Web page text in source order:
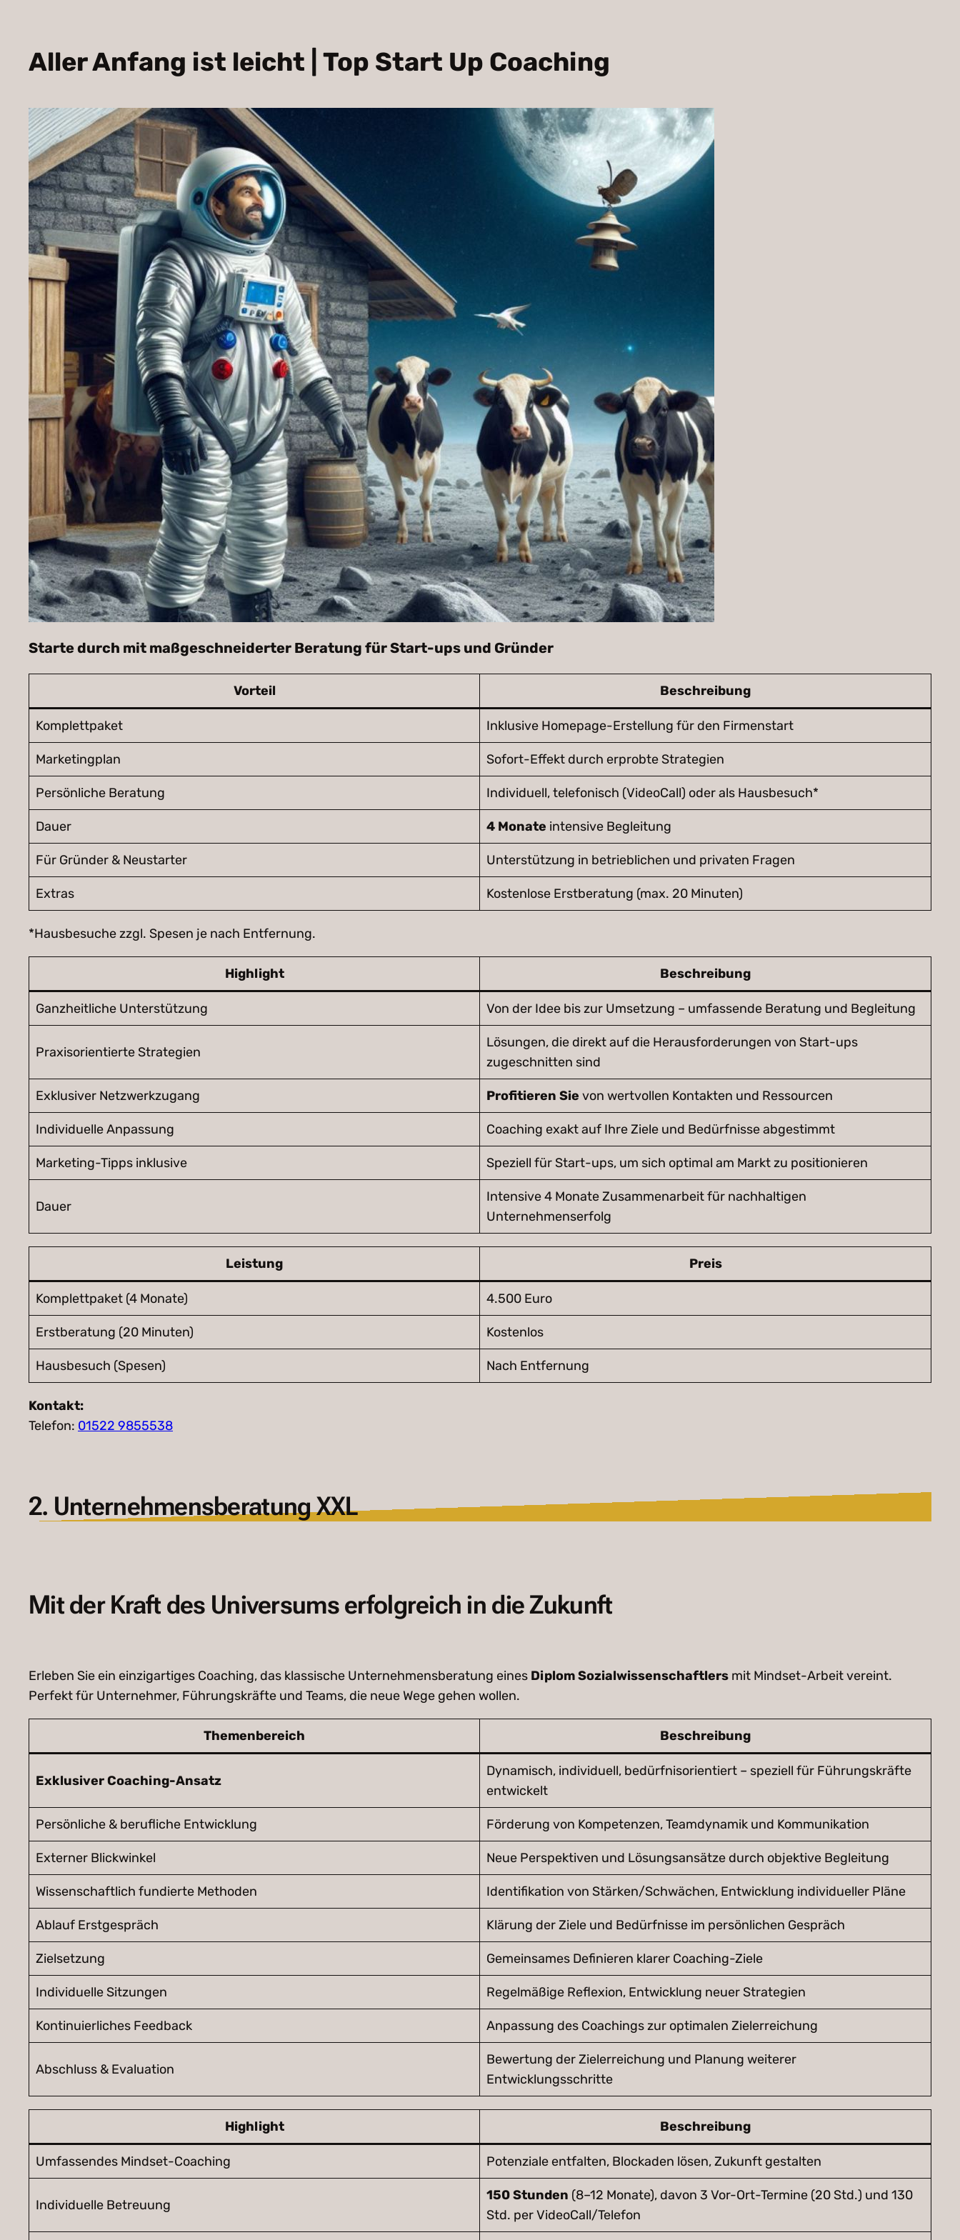
Aller Anfang ist leicht | Top Start Up Coaching
Starte durch mit maßgeschneiderter Beratung für Start-ups und Gründer
Vorteil Beschreibung
Komplettpaket Inklusive Homepage-Erstellung für den Firmenstart
Marketingplan Sofort-Effekt durch erprobte Strategien
Persönliche Beratung Individuell, telefonisch (VideoCall) oder als Hausbesuch*
Dauer 4 Monate intensive Begleitung
Für Gründer & Neustarter Unterstützung in betrieblichen und privaten Fragen
Extras Kostenlose Erstberatung (max. 20 Minuten)
*Hausbesuche zzgl. Spesen je nach Entfernung.
Highlight Beschreibung
Ganzheitliche Unterstützung Von der Idee bis zur Umsetzung – umfassende Beratung und Begleitung
Praxisorientierte Strategien
Lösungen, die direkt auf die Herausforderungen von Start-ups
zugeschnitten sind
Exklusiver Netzwerkzugang Profitieren Sie von wertvollen Kontakten und Ressourcen
Individuelle Anpassung Coaching exakt auf Ihre Ziele und Bedürfnisse abgestimmt
Marketing-Tipps inklusive Speziell für Start-ups, um sich optimal am Markt zu positionieren
Dauer
Intensive 4 Monate Zusammenarbeit für nachhaltigen
Unternehmenserfolg
Leistung Preis
Komplettpaket (4 Monate) 4.500 Euro
Erstberatung (20 Minuten) Kostenlos
Hausbesuch (Spesen) Nach Entfernung
Kontakt:
Telefon: 01522 9855538
2. Unternehmensberatung XXL
Mit der Kraft des Universums erfolgreich in die Zukunft
Erleben Sie ein einzigartiges Coaching, das klassische Unternehmensberatung eines Diplom Sozialwissenschaftlers mit Mindset-Arbeit vereint.
Perfekt für Unternehmer, Führungskräfte und Teams, die neue Wege gehen wollen.
Themenbereich Beschreibung
Exklusiver Coaching-Ansatz
Dynamisch, individuell, bedürfnisorientiert – speziell für Führungskräfte
entwickelt
Persönliche & berufliche Entwicklung Förderung von Kompetenzen, Teamdynamik und Kommunikation
Externer Blickwinkel Neue Perspektiven und Lösungsansätze durch objektive Begleitung
Wissenschaftlich fundierte Methoden Identifikation von Stärken/Schwächen, Entwicklung individueller Pläne
Ablauf Erstgespräch Klärung der Ziele und Bedürfnisse im persönlichen Gespräch
Zielsetzung Gemeinsames Definieren klarer Coaching-Ziele
Individuelle Sitzungen Regelmäßige Reflexion, Entwicklung neuer Strategien
Kontinuierliches Feedback Anpassung des Coachings zur optimalen Zielerreichung
Abschluss & Evaluation
Bewertung der Zielerreichung und Planung weiterer
Entwicklungsschritte
Highlight Beschreibung
Umfassendes Mindset-Coaching Potenziale entfalten, Blockaden lösen, Zukunft gestalten
Individuelle Betreuung
150 Stunden (8–12 Monate), davon 3 Vor-Ort-Termine (20 Std.) und 130
Std. per VideoCall/Telefon